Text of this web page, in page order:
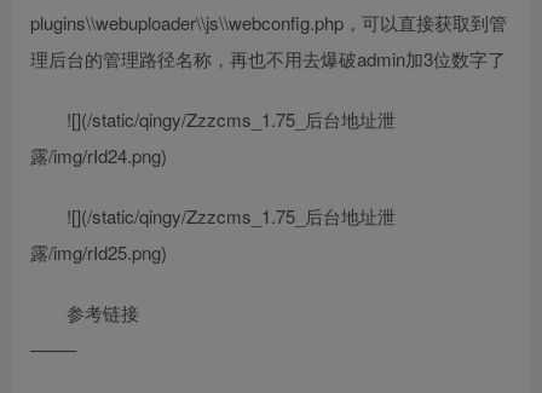
plugins\\webuploader\\js\\webconfig.php，可以直接获取到管
理后台的管理路径名称，再也不用去爆破admin加3位数字了
![](/static/qingy/Zzzcms_1.75_后台地址泄
露/img/rId24.png)
![](/static/qingy/Zzzcms_1.75_后台地址泄
露/img/rId25.png)
参考链接
——–